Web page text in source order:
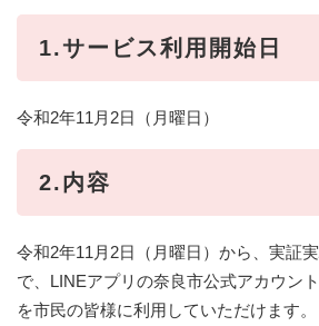
1.サービス利用開始日
令和2年11月2日（月曜日）
2.内容
令和2年11月2日（月曜日）から、実証
で、LINEアプリの奈良市公式アカウン
を市民の皆様に利用していただけます。